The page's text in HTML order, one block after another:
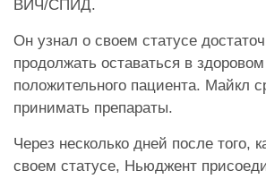
ВИЧ/СПИД.
Он узнал о своем статусе
продолжать оставаться в
положительного пациента. Майкл
принимать препараты.
Через несколько дней после того,
своем статусе, Ньюджент